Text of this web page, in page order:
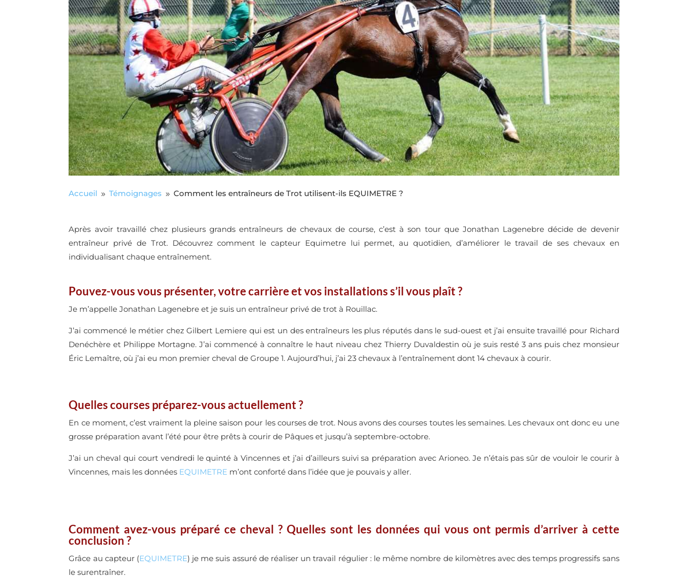
Accueil 9 Témoignages 9 Comment les entraîneurs de Trot utilisent-ils EQUIMETRE ?
Après avoir travaillé chez plusieurs grands entraîneurs de chevaux de course, c’est à son tour que Jonathan Lagenebre décide de devenir
entraîneur privé de Trot. Découvrez comment le capteur Equimetre lui permet, au quotidien, d’améliorer le travail de ses chevaux en
individualisant chaque entraînement.
Pouvez-vous vous présenter, votre carrière et vos installations s’il vous plaît ?
Je m’appelle Jonathan Lagenebre et je suis un entraîneur privé de trot à Rouillac.
J’ai commencé le métier chez Gilbert Lemiere qui est un des entraîneurs les plus réputés dans le sud-ouest et j’ai ensuite travaillé pour Richard
Denéchère et Philippe Mortagne. J’ai commencé à connaître le haut niveau chez Thierry Duvaldestin où je suis resté 3 ans puis chez monsieur
Éric Lemaître, où j’ai eu mon premier cheval de Groupe 1. Aujourd’hui, j’ai 23 chevaux à l’entraînement dont 14 chevaux à courir.
Quelles courses préparez-vous actuellement ?
En ce moment, c’est vraiment la pleine saison pour les courses de trot. Nous avons des courses toutes les semaines. Les chevaux ont donc eu une
grosse préparation avant l’été pour être prêts à courir de Pâques et jusqu’à septembre-octobre.
J’ai un cheval qui court vendredi le quinté à Vincennes et j’ai d’ailleurs suivi sa préparation avec Arioneo. Je n’étais pas sûr de vouloir le courir à
Vincennes, mais les données EQUIMETRE m’ont conforté dans l’idée que je pouvais y aller.
Comment avez-vous préparé ce cheval ? Quelles sont les données qui vous ont permis d’arriver à cette
conclusion ?
Grâce au capteur (EQUIMETRE) je me suis assuré de réaliser un travail régulier : le même nombre de kilomètres avec des temps progressifs sans
le surentraîner.